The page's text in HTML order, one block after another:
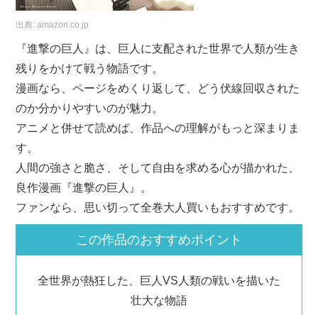
出典:amazon.co.jp
『進撃の巨人』は、巨人に支配された世界で人類が生き
残りをかけて戦う物語です。
漫画なら、ページをめくり返して、どう伏線回収された
のか分かりやすいのが魅力。
アニメと併せて読めば、作品への理解がもっと深まりま
す。
人間の強さと脆さ、そして自由を求める心が描かれた、
良作漫画『進撃の巨人』。
ファンなら、思い切って全巻大人買いもおすすめです。
この作品のおすすめポイント
全世界が熱狂した、巨人VS人類の戦いを描いた
壮大な物語